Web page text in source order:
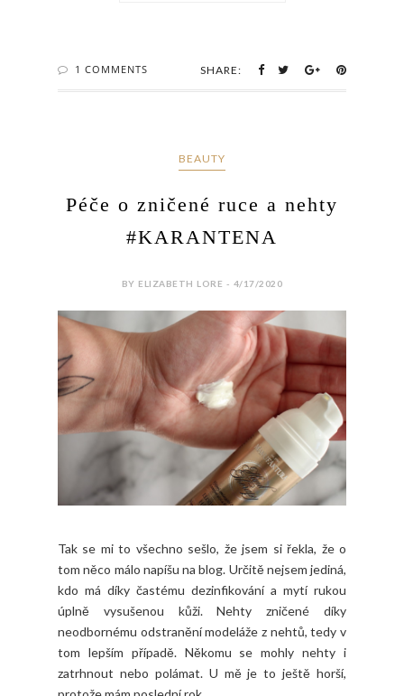
1 COMMENTS SHARE:
BEAUTY
Péče o zničené ruce a nehty
#KARANTENA
BY ELIZABETH LORE - 4/17/2020
Tak se mi to všechno sešlo, že jsem si řekla, že o
tom něco málo napíšu na blog. Určitě nejsem jediná,
kdo má díky častému dezinfikování a mytí rukou
úplně vysušenou kůži. Nehty zničené díky
neodbornému odstranění modeláže z nehtů, tedy v
tom lepším případě. Někomu se mohly nehty i
zatrhnout nebo polámat. U mě je to ještě horší,